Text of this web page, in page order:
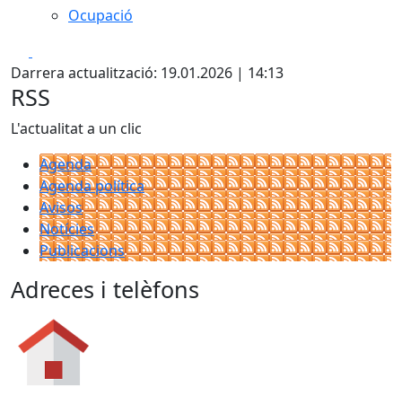
Ocupació
Darrera actualització: 19.01.2026 | 14:13
RSS
L'actualitat a un clic
Agenda
Agenda política
Avisos
Notícies
Publicacions
Adreces i telèfons